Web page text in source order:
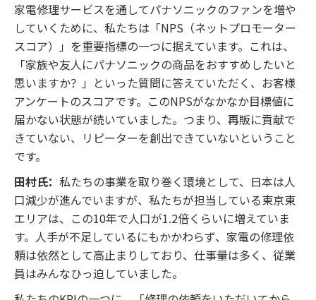
家電修理サービスを通してパナソニックのファンを増や
していくために、私たちは「NPS（ネットプロモーター
スコア）」を重要指標の一つに据えています。これは、
「家族や友人にパナソニックの商品をおすすめしたいと
思いますか？」といった質問に答えていただく、お客様
アンケートのスコアです。このNPSがなかなか目標値に
届かない状態が続いていました。つまり、再販に貢献で
きていない、リピーターを創出できていないということ
です。
田村氏： 私たちの事業を取り巻く環境として、日本は人
口減少が進んでいますが、私たちが担当している東京東
エリアは、この10年で人口が1.2倍くらいに増えていま
す。人手が不足しているにもかかわらず、家電の修理依
頼は依然として高止まりしており、仕事量は多く、従業
員はみんなひっ迫していました。